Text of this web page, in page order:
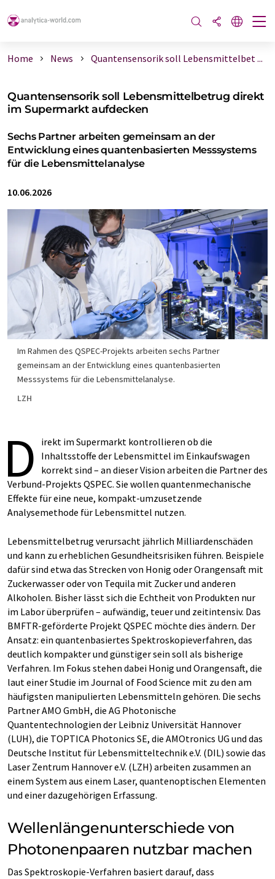
Home News Quantensensorik soll Lebensmittelbet ...
Quantensensorik soll Lebensmittelbetrug direkt
im Supermarkt aufdecken
Sechs Partner arbeiten gemeinsam an der
Entwicklung eines quantenbasierten Messsystems
für die Lebensmittelanalyse
10.06.2026
Im Rahmen des QSPEC-Projekts arbeiten sechs Partner
gemeinsam an der Entwicklung eines quantenbasierten
Messsystems für die Lebensmittelanalyse.
LZH
D
irekt im Supermarkt kontrollieren ob die
Inhaltsstoffe der Lebensmittel im Einkaufswagen
korrekt sind – an dieser Vision arbeiten die Partner des
Verbund-Projekts QSPEC. Sie wollen quantenmechanische
Effekte für eine neue, kompakt-umzusetzende
Analysemethode für Lebensmittel nutzen.
Lebensmittelbetrug verursacht jährlich Milliardenschäden
und kann zu erheblichen Gesundheitsrisiken führen. Beispiele
dafür sind etwa das Strecken von Honig oder Orangensaft mit
Zuckerwasser oder von Tequila mit Zucker und anderen
Alkoholen. Bisher lässt sich die Echtheit von Produkten nur
im Labor überprüfen – aufwändig, teuer und zeitintensiv. Das
BMFTR-geförderte Projekt QSPEC möchte dies ändern. Der
Ansatz: ein quantenbasiertes Spektroskopieverfahren, das
deutlich kompakter und günstiger sein soll als bisherige
Verfahren. Im Fokus stehen dabei Honig und Orangensaft, die
laut einer Studie im Journal of Food Science mit zu den am
häufigsten manipulierten Lebensmitteln gehören. Die sechs
Partner AMO GmbH, die AG Photonische
Quantentechnologien der Leibniz Universität Hannover
(LUH), die TOPTICA Photonics SE, die AMOtronics UG und das
Deutsche Institut für Lebensmitteltechnik e.V. (DIL) sowie das
Laser Zentrum Hannover e.V. (LZH) arbeiten zusammen an
einem System aus einem Laser, quantenoptischen Elementen
und einer dazugehörigen Erfassung.
Wellenlängenunterschiede von
Photonenpaaren nutzbar machen
Das Spektroskopie-Verfahren basiert darauf, dass